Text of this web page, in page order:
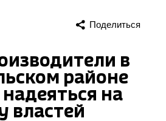
Поделиться
в
районе
на
властей